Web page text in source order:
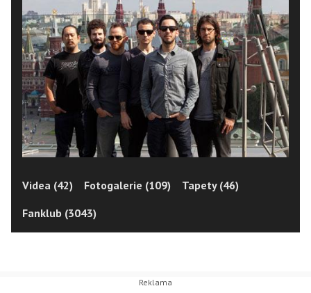
Videa (42) Fotogalerie (109)
Tapety (46)
Fanklub (3043)